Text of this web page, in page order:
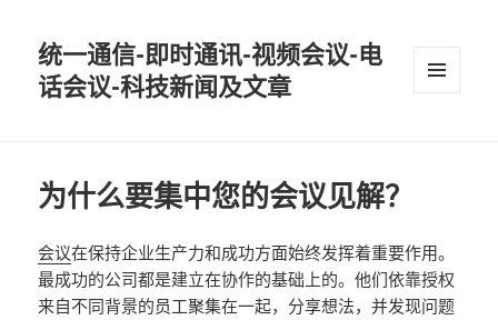
统一通信-即时通讯-视频会议-电
话会议-科技新闻及文章
为什么要集中您的会议见解？
会议在保持企业生产力和成功方面始终发挥着重要作用。
最成功的公司都是建立在协作的基础上的。他们依靠授权
来自不同背景的员工聚集在一起，分享想法，并发现问题